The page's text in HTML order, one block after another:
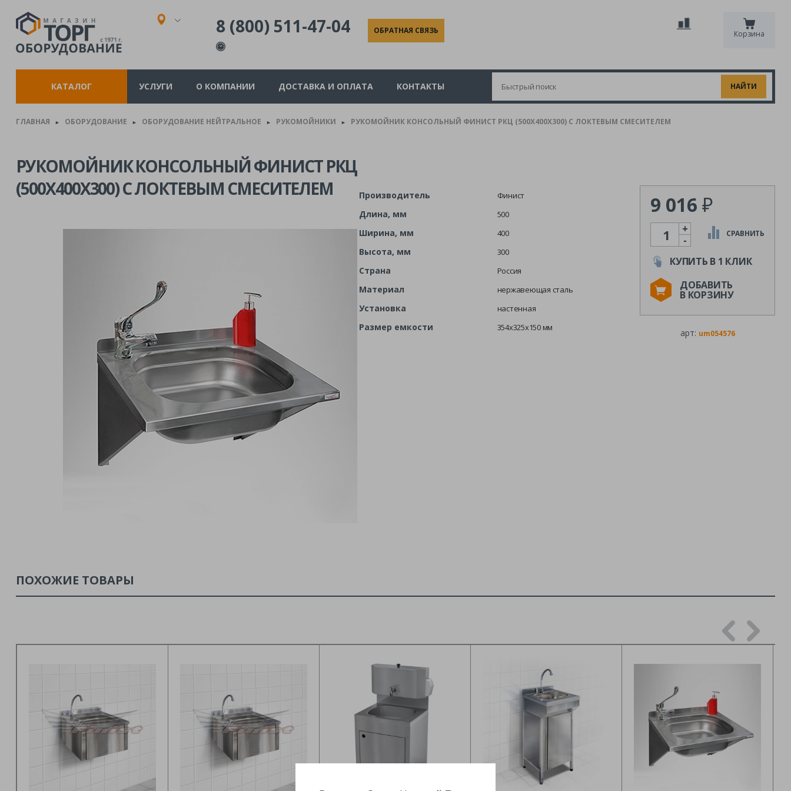
8 (800) 511-47-04 ОБРАТНАЯ СВЯЗЬ Корзина
КАТАЛОГ УСЛУГИ О КОМПАНИИ ДОСТАВКА И ОПЛАТА КОНТАКТЫ
ГЛАВНАЯ ► ОБОРУДОВАНИЕ ► ОБОРУДОВАНИЕ НЕЙТРАЛЬНОЕ ► РУКОМОЙНИКИ ► РУКОМОЙНИК КОНСОЛЬНЫЙ ФИНИСТ РКЦ (500Х400Х300) С ЛОКТЕВЫМ СМЕСИТЕЛЕМ
РУКОМОЙНИК КОНСОЛЬНЫЙ ФИНИСТ РКЦ
(500Х400Х300) С ЛОКТЕВЫМ СМЕСИТЕЛЕМ
Производитель Финист
Длина, мм 500
Ширина, мм 400
Высота, мм 300
Страна Россия
Материал нержавеющая сталь
Установка настенная
Размер емкости 354х325х150 мм
9 016 ₽
Количество
-
+ СРАВНИТЬ
КУПИТЬ В 1 КЛИК
ДОБАВИТЬ
В КОРЗИНУ
арт: um054576
ПОХОЖИЕ ТОВАРЫ